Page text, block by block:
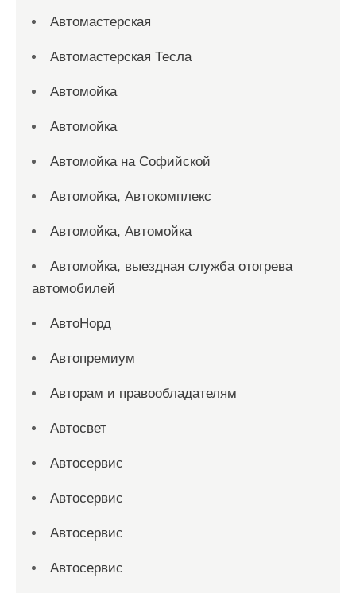
Автомастерская
Автомастерская Тесла
Автомойка
Автомойка
Автомойка на Софийской
Автомойка, Автокомплекс
Автомойка, Автомойка
Автомойка, выездная служба отогрева
автомобилей
АвтоНорд
Автопремиум
Авторам и правообладателям
Автосвет
Автосервис
Автосервис
Автосервис
Автосервис